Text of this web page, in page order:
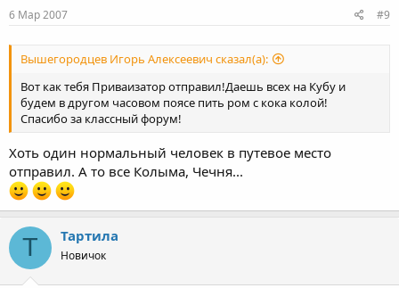
6 Мар 2007 #9
Вышегородцев Игорь Алексеевич сказал(а):
Вот как тебя Приваизатор отправил!Даешь всех на Кубу и
будем в другом часовом поясе пить ром с кока колой!
Спасибо за классный форум!
Хоть один нормальный человек в путевое место
отправил. А то все Колыма, Чечня...
Т Тартила
Новичок